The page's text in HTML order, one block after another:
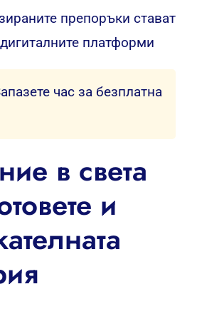
препоръки стават
платформи
час за безплатна
в света
и